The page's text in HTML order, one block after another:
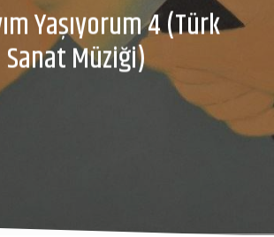
Yaşıyorum 4 (Türk
Sanat Müziği)